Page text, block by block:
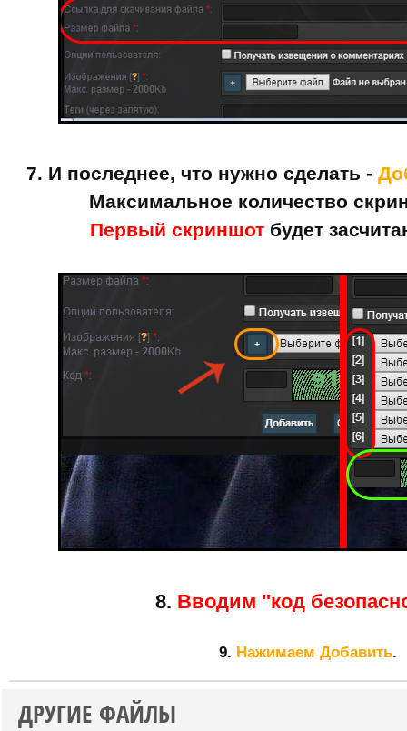
7. И последнее, что нужно сделать -
Максимальное количество
Первый скриншот будет
8. Вводим "код
9. Нажимаем Добавить.
ДРУГИЕ ФАЙЛЫ